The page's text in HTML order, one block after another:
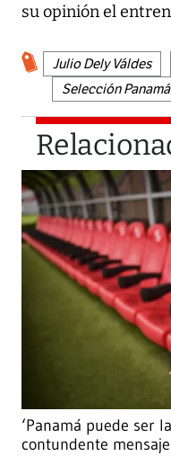
su opinión el
Julio Dely Váldes
Selección Panamá
‘Panamá puede ser
contundente